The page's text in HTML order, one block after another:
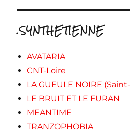
.SYNTHETIENNE
AVATARIA
CNT-Loire
LA GUEULE NOIRE
LE BRUIT ET LE FURAN
MEANTIME
TRANZOPHOBIA